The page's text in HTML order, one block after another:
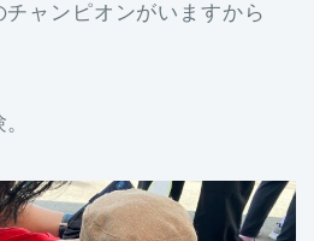
ャンピオンがいますから